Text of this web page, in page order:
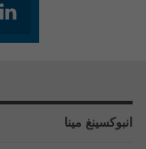
انبوكسينغ مينا